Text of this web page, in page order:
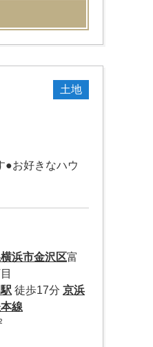
土地
●お好きなハウ
横浜市金沢区富
徒歩17分京浜
線